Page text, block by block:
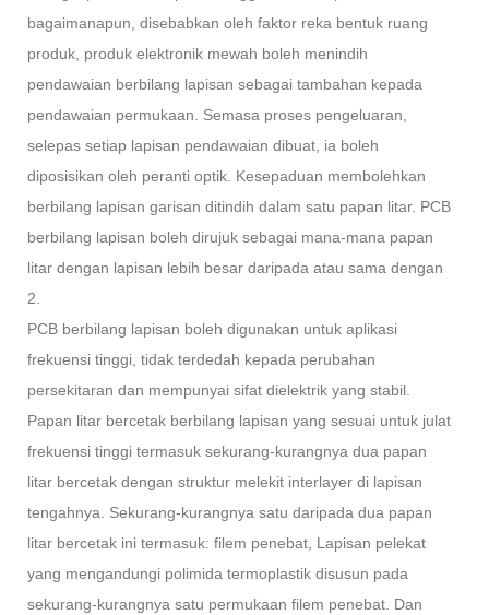
bagaimanapun, disebabkan oleh faktor reka bentuk ruang
produk, produk elektronik mewah boleh menindih
pendawaian berbilang lapisan sebagai tambahan kepada
pendawaian permukaan. Semasa proses pengeluaran,
selepas setiap lapisan pendawaian dibuat, ia boleh
diposisikan oleh peranti optik. Kesepaduan membolehkan
berbilang lapisan garisan ditindih dalam satu papan litar. PCB
berbilang lapisan boleh dirujuk sebagai mana-mana papan
litar dengan lapisan lebih besar daripada atau sama dengan
2.
PCB berbilang lapisan boleh digunakan untuk aplikasi
frekuensi tinggi, tidak terdedah kepada perubahan
persekitaran dan mempunyai sifat dielektrik yang stabil.
Papan litar bercetak berbilang lapisan yang sesuai untuk julat
frekuensi tinggi termasuk sekurang-kurangnya dua papan
litar bercetak dengan struktur melekit interlayer di lapisan
tengahnya. Sekurang-kurangnya satu daripada dua papan
litar bercetak ini termasuk: filem penebat, Lapisan pelekat
yang mengandungi polimida termoplastik disusun pada
sekurang-kurangnya satu permukaan filem penebat. Dan